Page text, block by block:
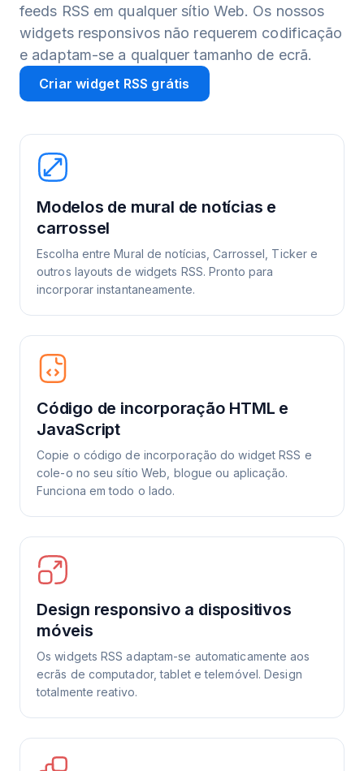
feeds RSS em qualquer sítio Web. Os nossos
widgets responsivos não requerem codificação
e adaptam-se a qualquer tamanho de ecrã.
Criar widget RSS grátis
Modelos de mural de notícias e
carrossel
Escolha entre Mural de notícias, Carrossel, Ticker e
outros layouts de widgets RSS. Pronto para
incorporar instantaneamente.
Código de incorporação HTML e
JavaScript
Copie o código de incorporação do widget RSS e
cole-o no seu sítio Web, blogue ou aplicação.
Funciona em todo o lado.
Design responsivo a dispositivos
móveis
Os widgets RSS adaptam-se automaticamente aos
ecrãs de computador, tablet e telemóvel. Design
totalmente reativo.